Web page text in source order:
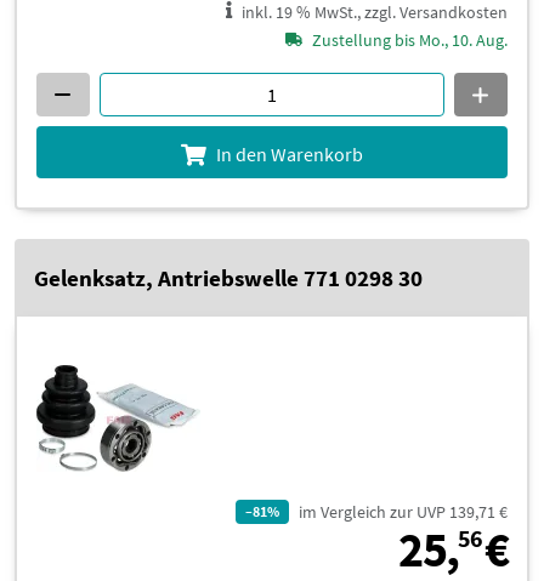
inkl. 19 % MwSt., zzgl. Versandkosten
Zustellung bis Mo., 10. Aug.
In den Warenkorb
Gelenksatz, Antriebswelle 771 0298 30
–81% im Vergleich zur UVP 139,71 €
25,56€